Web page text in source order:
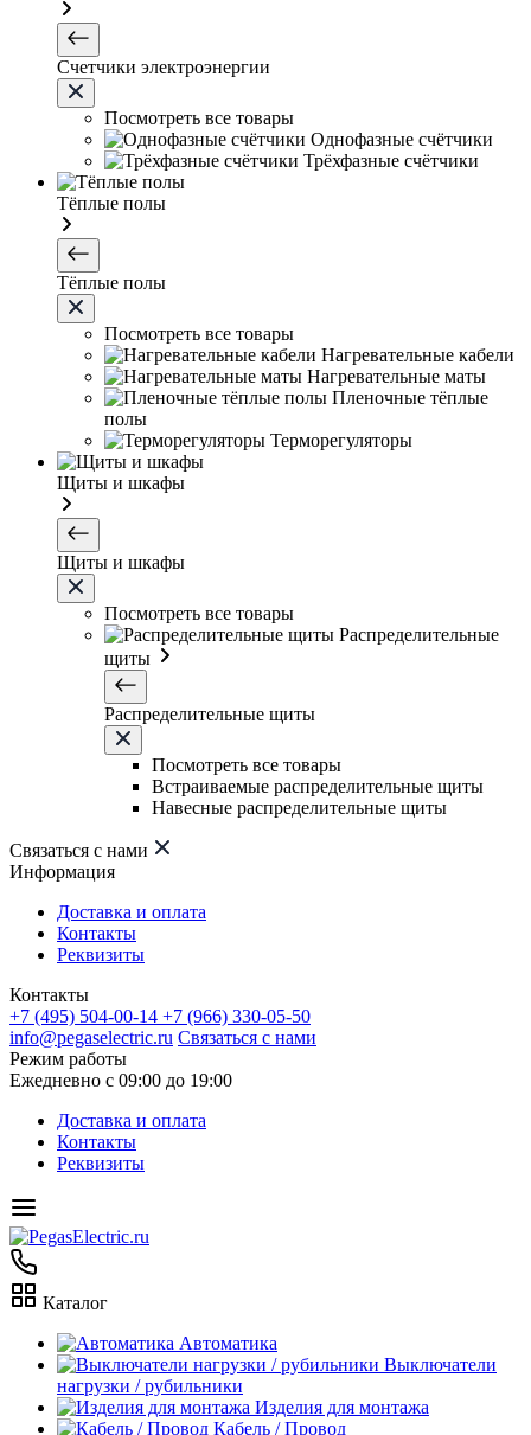
Счетчики электроэнергии
Посмотреть все товары
Однофазные счётчики
Трёхфазные счётчики
Тёплые полы
Тёплые полы
Посмотреть все товары
Нагревательные кабели
Нагревательные маты
Пленочные тёплые
полы
Терморегуляторы
Щиты и шкафы
Щиты и шкафы
Посмотреть все товары
Распределительные
щиты
Распределительные щиты
Посмотреть все товары
Встраиваемые распределительные щиты
Навесные распределительные щиты
Связаться с нами
Информация
Доставка и оплата
Контакты
Реквизиты
Контакты
+7 (495) 504-00-14 +7 (966) 330-05-50
info@pegaselectric.ru Связаться с нами
Режим работы
Ежедневно с 09:00 до 19:00
Доставка и оплата
Контакты
Реквизиты
Каталог
Автоматика
Выключатели
нагрузки / рубильники
Изделия для монтажа
Кабель / Провод